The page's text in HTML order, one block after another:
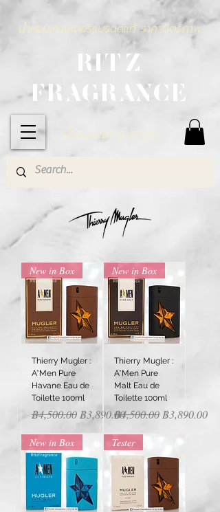
RITZ
FRAGRANCE
น้ำหอมแท้ ราคาถูก
น้ำหอมเคาน์เตอร์แบรนด์แท้ ราคามิตรภาพ
New in Box
Thierry Mugler :
A*Men Pure
Havane Eau de
Toilette 100ml
Regular Price
฿4,500.00 Sale Price
฿3,890.00
New in Box
Thierry Mugler :
A*Men Pure
Malt Eau de
Toilette 100ml
Regular Price
฿4,500.00 Sale Price
฿3,890.00
New in Box Tester